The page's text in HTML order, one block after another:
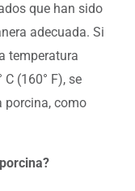
que han sido
adecuada. Si
temperatura
(160° F), se
porcina, como